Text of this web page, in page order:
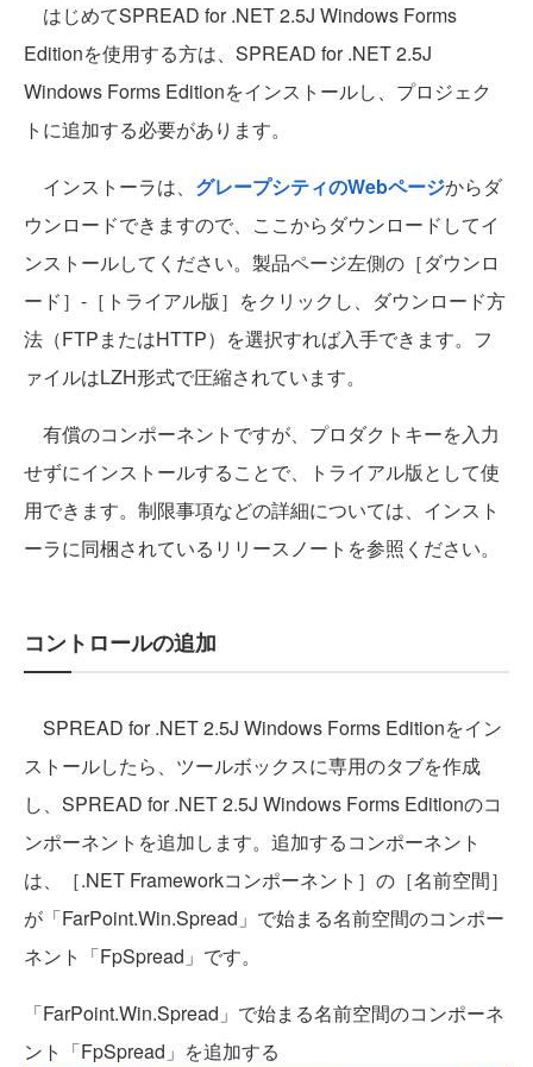
はじめてSPREAD for .NET 2.5J Windows Forms
Editionを使用する方は、SPREAD for .NET 2.5J
Windows Forms Editionをインストールし、プロジェク
トに追加する必要があります。
インストーラは、 グレープシティのWebページからダ
ウンロードできますので、ここからダウンロードしてイ
ンストールしてください。製品ページ左側の［ダウンロ
ード］-［トライアル版］をクリックし、ダウンロード方
法（FTPまたはHTTP）を選択すれば入手できます。フ
ァイルはLZH形式で圧縮されています。
有償のコンポーネントですが、プロダクトキーを入力
せずにインストールすることで、トライアル版として使
用できます。制限事項などの詳細については、インスト
ーラに同梱されているリリースノートを参照ください。
コントロールの追加
SPREAD for .NET 2.5J Windows Forms Editionをイン
ストールしたら、ツールボックスに専用のタブを作成
し、SPREAD for .NET 2.5J Windows Forms Editionのコ
ンポーネントを追加します。追加するコンポーネント
は、［.NET Frameworkコンポーネント］の［名前空間］
が「FarPoint.Win.Spread」で始まる名前空間のコンポー
ネント「FpSpread」です。
「FarPoint.Win.Spread」で始まる名前空間のコンポーネ
ント「FpSpread」を追加する